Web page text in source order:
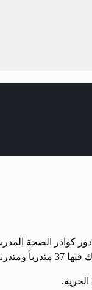
كوادر الصحة
[…]